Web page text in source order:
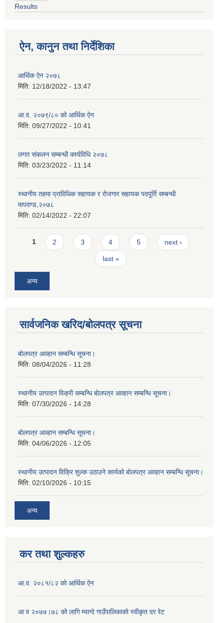
Results
ऐन, कानुन तथा निर्देशिका
आर्थिक ऐन २०७८
मिति: 12/18/2022 - 13:47
आ.व. २०७९/८० को आर्थिक ऐन
मिति: 09/27/2022 - 10:41
लगत संकलन सम्बन्धी कार्यविधि २०७८
मिति: 03/23/2022 - 11:14
स्थानीय तहमा प्राविधिक सहायक र रोजगार सहायक पदपूर्ति सम्बन्धी
मापदण्ड,२०७८
मिति: 02/14/2022 - 22:07
Pages
1 2 3 4 5 next ›
last »
अन्य
सार्वजनिक खरिद/बोलपत्र सूचना
बोलपत्र आव्हान सम्बन्धि सूचना।
मिति: 08/04/2026 - 11:28
स्थानीय उत्पादन विक्री सम्बन्धि बोलपत्र आव्हान सम्बन्धि सूचना।
मिति: 07/30/2026 - 14:28
बोलपत्र आव्हान सम्बन्धि सूचना।
मिति: 04/06/2026 - 12:05
स्थानीय उत्पादन विक्रि शुल्क उठाउने कार्यको बोलपत्र आव्हान सम्बन्धि सूचना।
मिति: 02/10/2026 - 10:15
अन्य
कर तथा शुल्कहरु
आ.व. २०८१/८२ को आर्थिक ऐन
आ व २०७७।७८ को लागि म्याग्दे गाउँपालिकाको स्वीकृत दर रेट